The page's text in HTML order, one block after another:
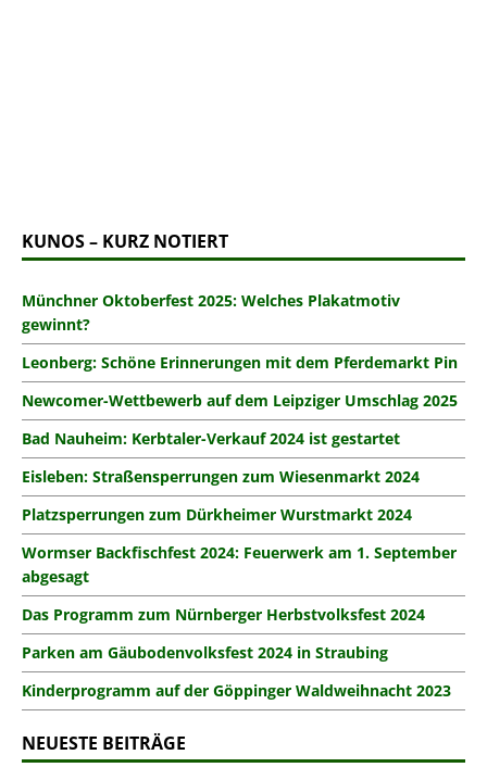
KUNOS – KURZ NOTIERT
Münchner Oktoberfest 2025: Welches Plakatmotiv
gewinnt?
Leonberg: Schöne Erinnerungen mit dem Pferdemarkt Pin
Newcomer-Wettbewerb auf dem Leipziger Umschlag 2025
Bad Nauheim: Kerbtaler-Verkauf 2024 ist gestartet
Eisleben: Straßensperrungen zum Wiesenmarkt 2024
Platzsperrungen zum Dürkheimer Wurstmarkt 2024
Wormser Backfischfest 2024: Feuerwerk am 1. September
abgesagt
Das Programm zum Nürnberger Herbstvolksfest 2024
Parken am Gäubodenvolksfest 2024 in Straubing
Kinderprogramm auf der Göppinger Waldweihnacht 2023
NEUESTE BEITRÄGE